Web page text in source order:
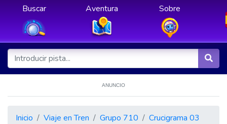
Buscar Aventura Sobre
ANUNCIO
Inicio Viaje en Tren Grupo 710
Crucigrama 03